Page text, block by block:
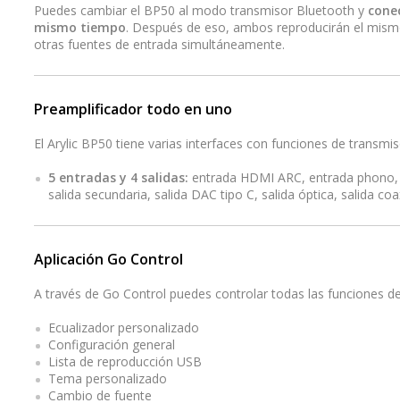
Puedes cambiar el BP50 al modo transmisor Bluetooth y
mismo tiempo. Después de eso, ambos reproducirán el
otras fuentes de entrada simultáneamente.
Preamplificador todo en uno
El Arylic BP50 tiene varias interfaces con funciones de
5 entradas y 4 salidas: entrada HDMI ARC, entrada
salida secundaria, salida DAC tipo C, salida óptica, salida
Aplicación Go Control
A través de Go Control puedes controlar todas las funciones
Ecualizador personalizado
Configuración general
Lista de reproducción USB
Tema personalizado
Cambio de fuente